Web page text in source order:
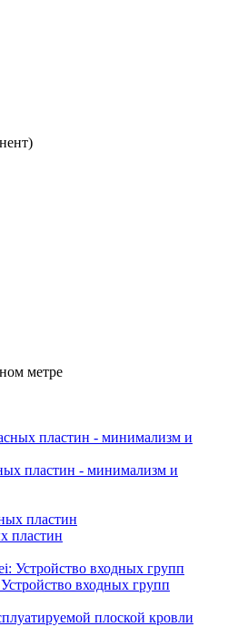
метре
пластин - минимализм и
пластин
входных групп